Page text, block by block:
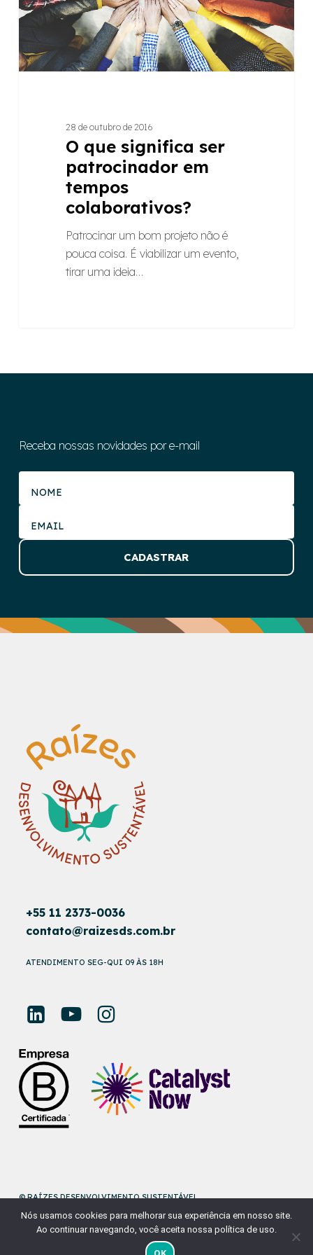
tempos
colaborativos?
28 de outubro de 2016
O que significa ser
patrocinador em
tempos
colaborativos?
Patrocinar um bom projeto não é
pouca coisa. É viabilizar um evento,
tirar uma ideia…
Receba nossas novidades por e-mail
+55 11 2373-0036
contato@raizesds.com.br
ATENDIMENTO SEG-QUI 09 ÀS 18H
© RAÍZES DESENVOLVIMENTO SUSTENTÁVEL
DESENVOLVIDO PORNAÇÃODESIGN
Nós usamos cookies para melhorar sua experiência em nosso site.
Ao continuar navegando, você aceita nossa política de uso.
OK